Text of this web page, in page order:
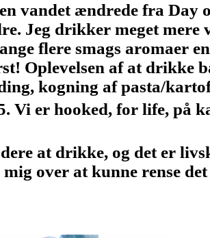
vandet ændrede fra Day
Jeg drikker meget mere
flere smags aromaer
Oplevelsen af at drikke
kogning af pasta/
Vi er hooked, for life, på
at drikke, og det er
over at kunne rense